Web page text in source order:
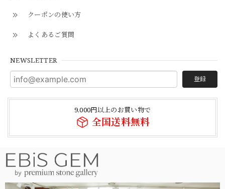
クーポンの使い方
よくあるご質問
NEWSLETTER
登録
9,000円以上のお買い物で
全国送料無料